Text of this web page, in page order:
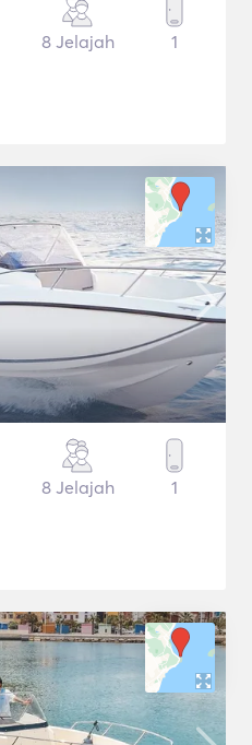
8 Jelajah 1
8 Jelajah 1